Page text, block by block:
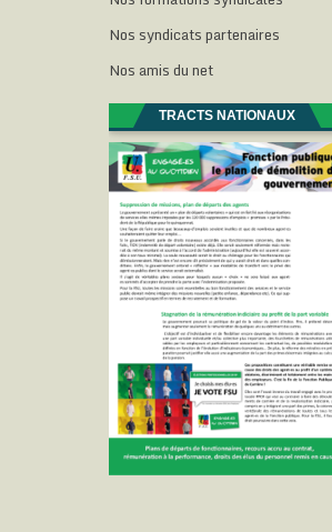
Nos syndicats partenaires
Nos amis du net
TRACTS NATIONAUX